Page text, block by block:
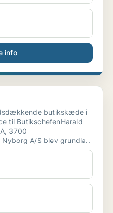
info
butikskæde i
til ButikschefenHarald
3700
Nyborg A/S blev grundla..